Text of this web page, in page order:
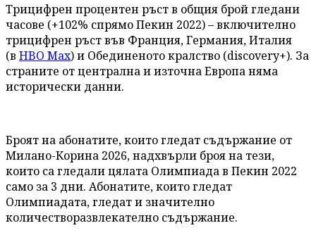
Трицифрен процентен ръст в общия брой гледани
часове (+102% спрямо Пекин 2022) – включително
трицифрен ръст във Франция, Германия, Италия
(в HBO Max) и Обединеното кралство (discovery+). За
страните от централна и източна Европа няма
исторически данни.
Броят на абонатите, които гледат съдържание от
Милано-Корина 2026, надхвърли броя на тези,
които са гледали цялата Олимпиада в Пекин 2022
само за 3 дни. Абонатите, които гледат
Олимпиадата, гледат и значително
количестворазвлекателно съдържание.